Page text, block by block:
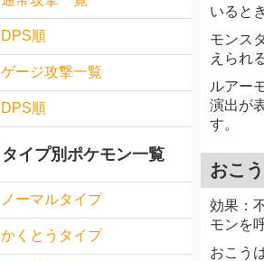
いると
モンス
えられ
ルアー
演出が
す。
おこう
効果：
モンを
おこう
DPS順
ゲージ攻撃一覧
DPS順
タイプ別ポケモン一覧
ノーマルタイプ
かくとうタイプ